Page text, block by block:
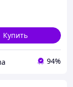
Купить
94%